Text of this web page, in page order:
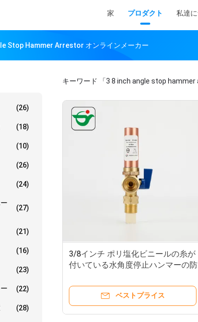
家 プロダクト 私達
Stop Hammer Arrestor オンラインメーカー
(26)
(18)
(10)
(26)
(24)
(27)
(21)
(16)
(23)
(22)
(28)
キーワード 「3 8 inch angle stop hammer
3/8インチ ポリ塩化ビニールの糸が
付いている水角度停止ハンマーの防
ベストプライス